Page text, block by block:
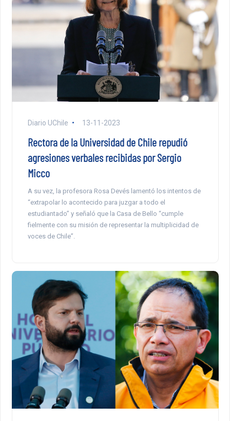
Diario UChile 13-11-2023
Rectora de la Universidad de Chile repudió
agresiones verbales recibidas por Sergio
Micco
A su vez, la profesora Rosa Devés lamentó los intentos de
“extrapolar lo acontecido para juzgar a todo el
estudiantado” y señaló que la Casa de Bello “cumple
fielmente con su misión de representar la multiplicidad de
voces de Chile”.